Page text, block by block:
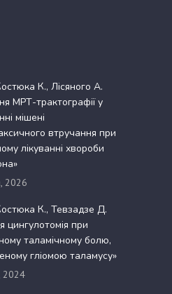
К., Лісяного А.
МРТ-трактографії у
мішені
втручання при
лікуванні хвороби
2026
К., Тевзадзе Д.
цингулотомія при
таламічному болю,
гліомою таламусу»
2024